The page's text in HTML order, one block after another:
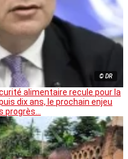
© DR
alimentaire recule pour la
dix ans, le prochain enjeu
progrès…